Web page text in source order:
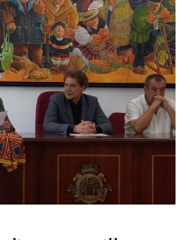
aldea global